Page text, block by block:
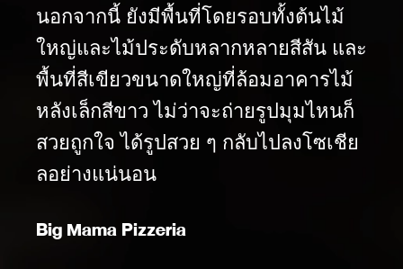
นอกจากนี้ ยังมีพื้นที่โดยรอบทั้งต้นไม้
ใหญ่และไม้ประดับหลากหลายสีสัน และ
พื้นที่สีเขียวขนาดใหญ่ที่ล้อมอาคารไม้
หลังเล็กสีขาว ไม่ว่าจะถ่ายรูปมุมไหนก็
สวยถูกใจ ได้รูปสวย ๆ กลับไปลงโซเชีย
ลอย่างแน่นอน
Big Mama Pizzeria